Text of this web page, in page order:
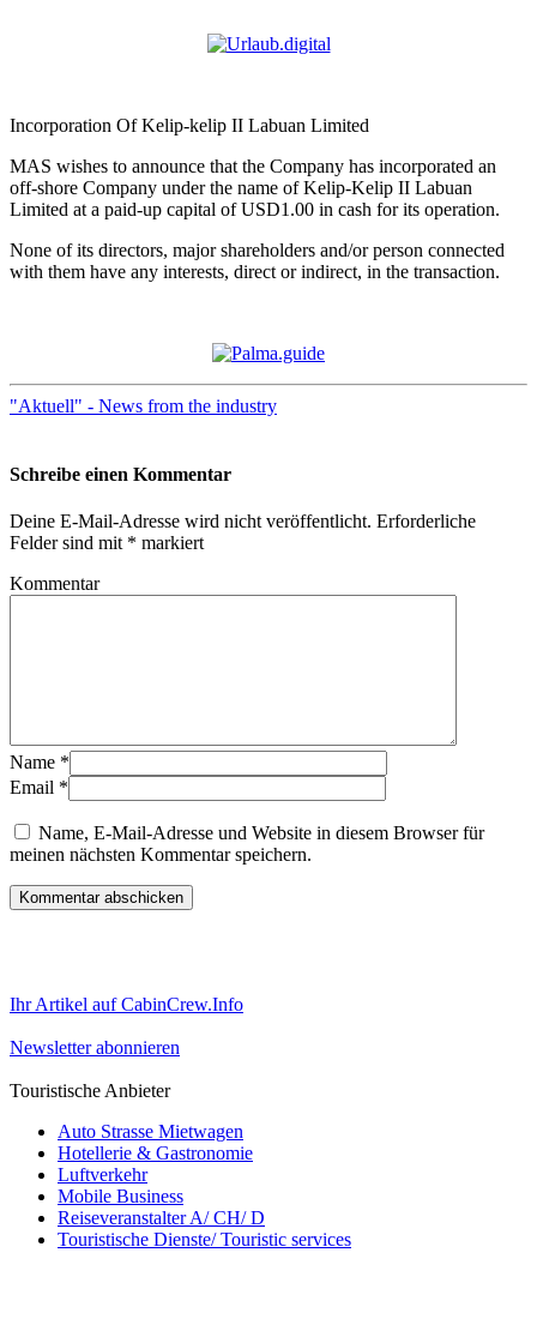
Incorporation Of Kelip-kelip II Labuan Limited
MAS wishes to announce that the Company has incorporated an
off-shore Company under the name of Kelip-Kelip II Labuan
Limited at a paid-up capital of USD1.00 in cash for its operation.
None of its directors, major shareholders and/or person connected
with them have any interests, direct or indirect, in the transaction.
"Aktuell" - News from the industry
Schreibe einen Kommentar
Deine E-Mail-Adresse wird nicht veröffentlicht. Erforderliche
Felder sind mit * markiert
Kommentar
Name *
Email *
Name, E-Mail-Adresse und Website in diesem Browser für
meinen nächsten Kommentar speichern.
Ihr Artikel auf CabinCrew.Info
Newsletter abonnieren
Touristische Anbieter
Auto Strasse Mietwagen
Hotellerie & Gastronomie
Luftverkehr
Mobile Business
Reiseveranstalter A/ CH/ D
Touristische Dienste/ Touristic services